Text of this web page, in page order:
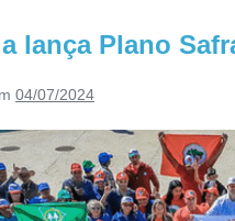
lança Plano
04/07/2024